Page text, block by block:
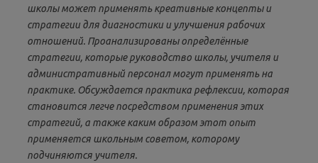
школы может применять креативные концепты и
стратегии для диагностики и улучшения рабочих
отношений. Проанализированы определённые
стратегии, которые руководство школы, учителя и
административный персонал могут применять на
практике. Обсуждается практика рефлексии, которая
становится легче посредством применения этих
стратегий, а также каким образом этот опыт
применяется школьным советом, которому
подчиняются учителя.